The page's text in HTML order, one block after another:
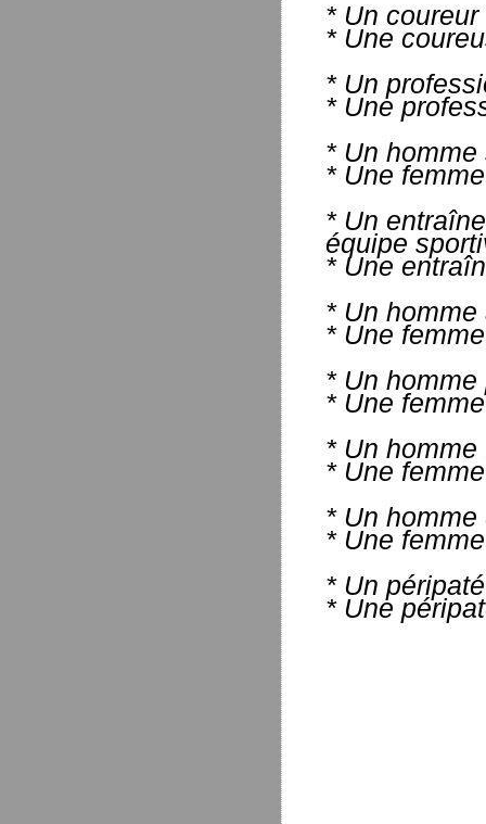
* Un coureur
* Une
* Un
* Une
* Un homme
* Une
* Un
équipe
* Une
* Un homme
* Une
* Un homme
* Une
* Un homme
* Une
* Un homme
* Une
* Un
* Une